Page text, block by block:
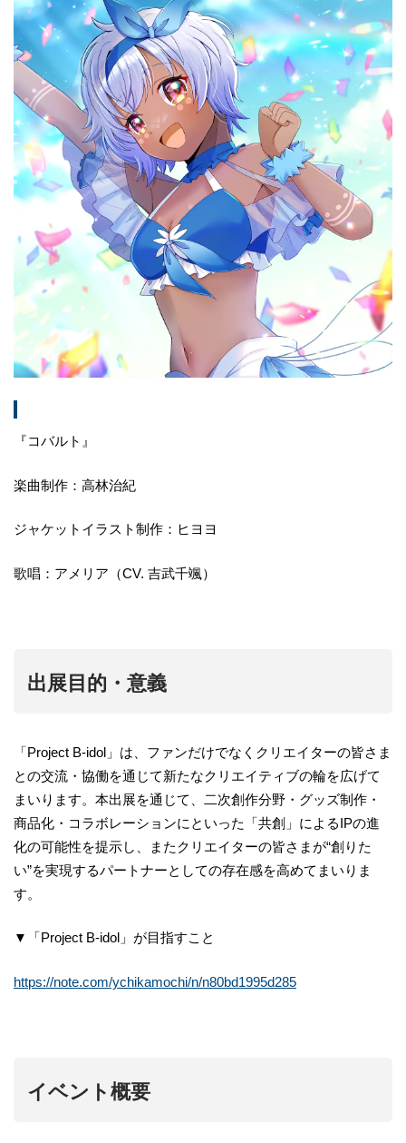
『コバルト』
楽曲制作：高林治紀
ジャケットイラスト制作：ヒヨヨ
歌唱：アメリア（CV. 吉武千颯）
出展目的・意義
「Project B-idol」は、ファンだけでなくクリエイターの皆さま
との交流・協働を通じて新たなクリエイティブの輪を広げて
まいります。本出展を通じて、二次創作分野・グッズ制作・
商品化・コラボレーションにといった「共創」によるIPの進
化の可能性を提示し、またクリエイターの皆さまが“創りた
い”を実現するパートナーとしての存在感を高めてまいりま
す。
▼「Project B-idol」が目指すこと
https://note.com/ychikamochi/n/n80bd1995d285
イベント概要